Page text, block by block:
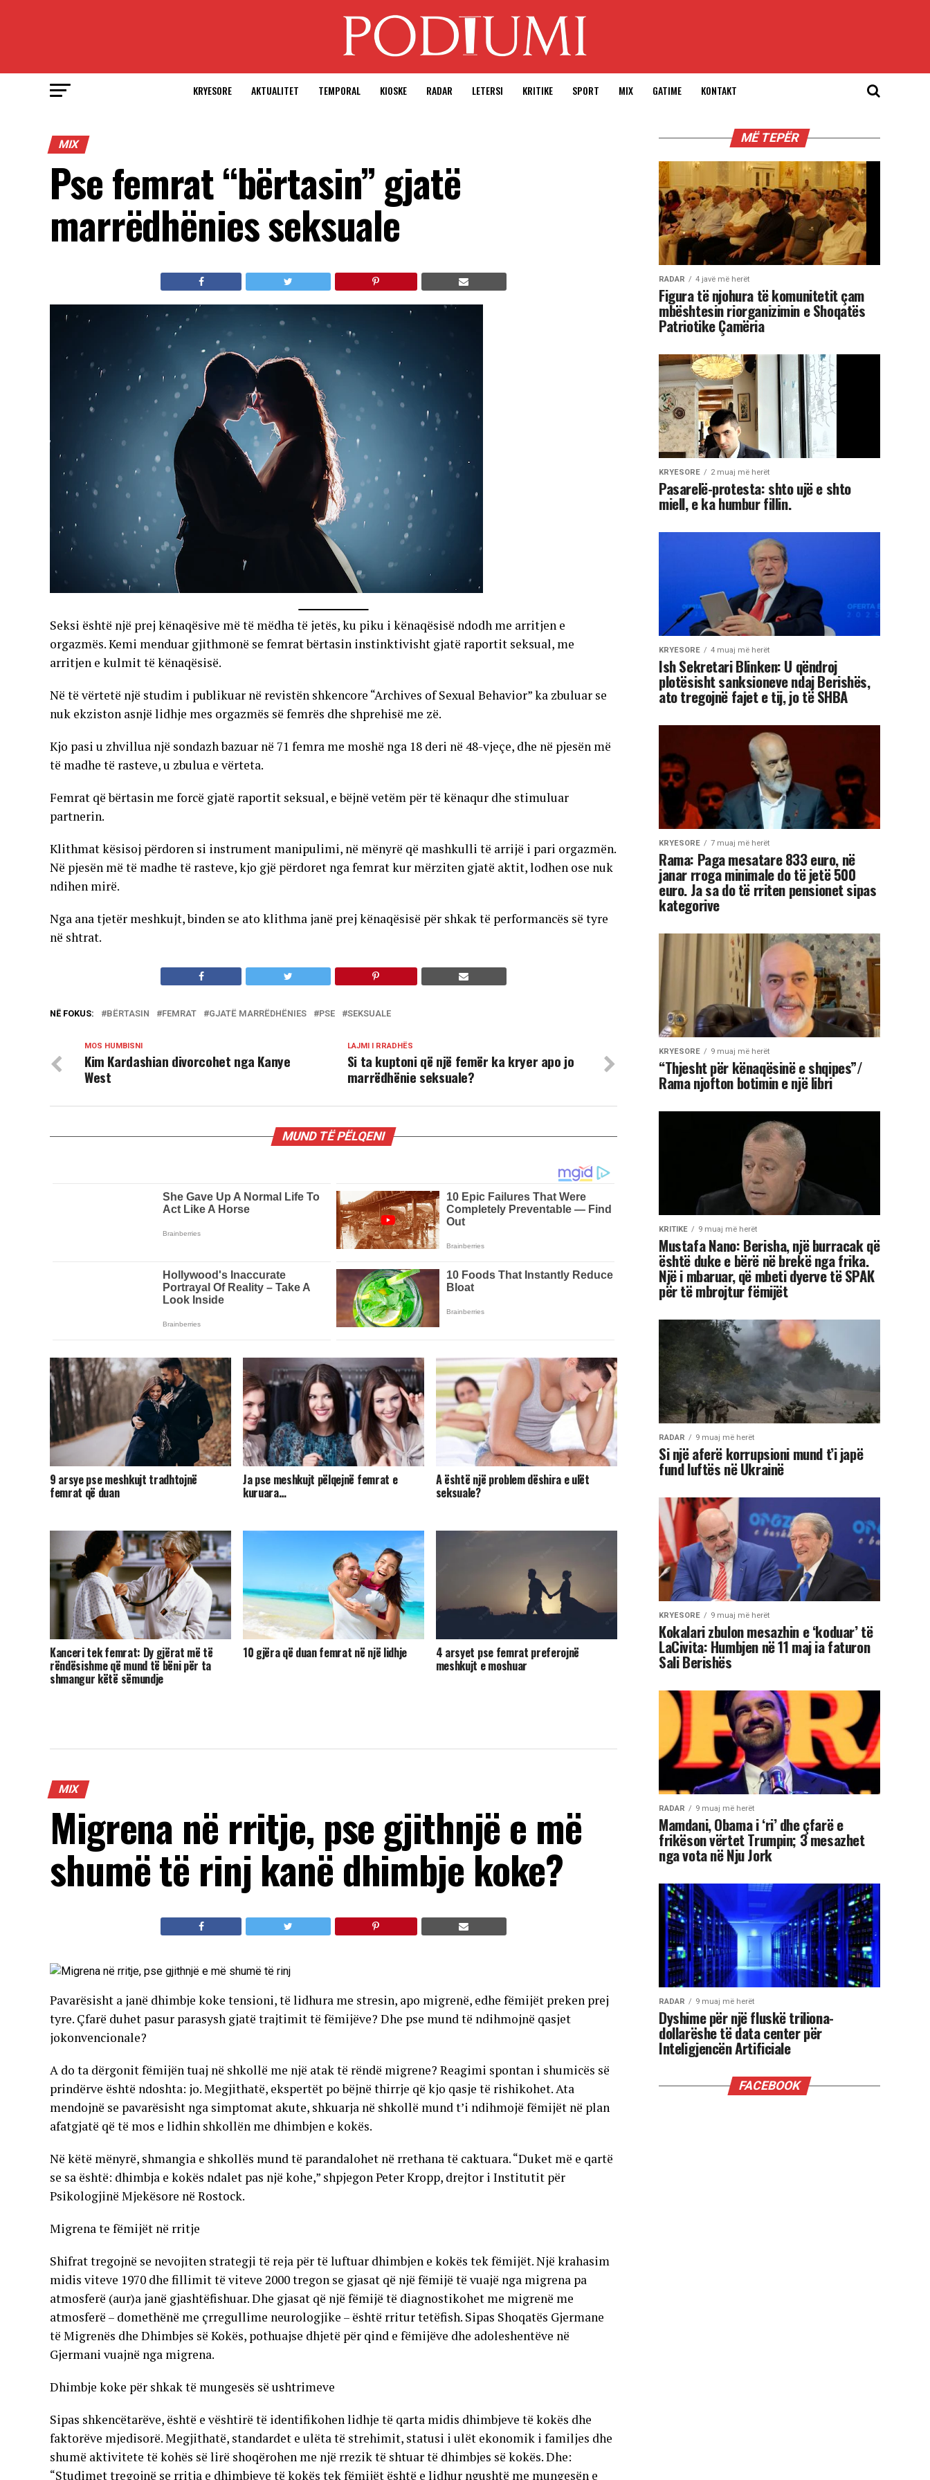
KRYESORE AKTUALITET TEMPORAL KIOSKE RADAR LETERSI KRITIKE SPORT MIX GATIME KONTAKT
MIX
Pse femrat “bërtasin” gjatë
marrëdhënies seksuale
Seksi është një prej kënaqësive më të mëdha të jetës, ku piku i kënaqësisë ndodh me arritjen e
orgazmës. Kemi menduar gjithmonë se femrat bërtasin instinktivisht gjatë raportit seksual, me
arritjen e kulmit të kënaqësisë.
Në të vërtetë një studim i publikuar në revistën shkencore “Archives of Sexual Behavior” ka zbuluar se
nuk ekziston asnjë lidhje mes orgazmës së femrës dhe shprehisë me zë.
Kjo pasi u zhvillua një sondazh bazuar në 71 femra me moshë nga 18 deri në 48-vjeçe, dhe në pjesën më
të madhe të rasteve, u zbulua e vërteta.
Femrat që bërtasin me forcë gjatë raportit seksual, e bëjnë vetëm për të kënaqur dhe stimuluar
partnerin.
Klithmat kësisoj përdoren si instrument manipulimi, në mënyrë që mashkulli të arrijë i pari orgazmën.
Në pjesën më të madhe të rasteve, kjo gjë përdoret nga femrat kur mërziten gjatë aktit, lodhen ose nuk
ndihen mirë.
Nga ana tjetër meshkujt, binden se ato klithma janë prej kënaqësisë për shkak të performancës së tyre
në shtrat.
NË FOKUS: BËRTASIN FEMRAT GJATË MARRËDHËNIES PSE SEKSUALE
LAJMI I RRADHËS
Si ta kuptoni që një femër ka kryer apo jo
marrëdhënie seksuale?
MOS HUMBISNI
Kim Kardashian divorcohet nga Kanye
West
MUND TË PËLQENI
9 arsye pse meshkujt tradhtojnë
femrat që duan
Ja pse meshkujt pëlqejnë femrat e
kuruara…
A është një problem dëshira e ulët
seksuale?
Kanceri tek femrat: Dy gjërat më të
rëndësishme që mund të bëni për ta
shmangur këtë sëmundje
10 gjëra që duan femrat në një lidhje 4 arsyet pse femrat preferojnë
meshkujt e moshuar
MIX
Migrena në rritje, pse gjithnjë e më
shumë të rinj kanë dhimbje koke?
Pavarësisht a janë dhimbje koke tensioni, të lidhura me stresin, apo migrenë, edhe fëmijët preken prej
tyre. Çfarë duhet pasur parasysh gjatë trajtimit të fëmijëve? Dhe pse mund të ndihmojnë qasjet
jokonvencionale?
A do ta dërgonit fëmijën tuaj në shkollë me një atak të rëndë migrene? Reagimi spontan i shumicës së
prindërve është ndoshta: jo. Megjithatë, ekspertët po bëjnë thirrje që kjo qasje të rishikohet. Ata
mendojnë se pavarësisht nga simptomat akute, shkuarja në shkollë mund t’i ndihmojë fëmijët në plan
afatgjatë që të mos e lidhin shkollën me dhimbjen e kokës.
Në këtë mënyrë, shmangia e shkollës mund të parandalohet në rrethana të caktuara. “Duket më e qartë
se sa është: dhimbja e kokës ndalet pas një kohe,” shpjegon Peter Kropp, drejtor i Institutit për
Psikologjinë Mjekësore në Rostock.
Migrena te fëmijët në rritje
Shifrat tregojnë se nevojiten strategji të reja për të luftuar dhimbjen e kokës tek fëmijët. Një krahasim
midis viteve 1970 dhe fillimit të viteve 2000 tregon se gjasat që një fëmijë të vuajë nga migrena pa
atmosferë (aur)a janë gjashtëfishuar. Dhe gjasat që një fëmijë të diagnostikohet me migrenë me
atmosferë – domethënë me çrregullime neurologjike – është rritur tetëfish. Sipas Shoqatës Gjermane
të Migrenës dhe Dhimbjes së Kokës, pothuajse dhjetë për qind e fëmijëve dhe adoleshentëve në
Gjermani vuajnë nga migrena.
Dhimbje koke për shkak të mungesës së ushtrimeve
Sipas shkencëtarëve, është e vështirë të identifikohen lidhje të qarta midis dhimbjeve të kokës dhe
faktorëve mjedisorë. Megjithatë, standardet e ulëta të strehimit, statusi i ulët ekonomik i familjes dhe
shumë aktivitete të kohës së lirë shoqërohen me një rrezik të shtuar të dhimbjes së kokës. Dhe:
“Studimet tregojnë se rritja e dhimbjeve të kokës tek fëmijët është e lidhur ngushtë me mungesën e
MË TEPËR
RADAR 4 javë më herët
Figura të njohura të komunitetit çam
mbështesin riorganizimin e Shoqatës
Patriotike Çamëria
KRYESORE 2 muaj më herët
Pasarelë-protesta: shto ujë e shto
miell, e ka humbur fillin.
KRYESORE 4 muaj më herët
Ish Sekretari Blinken: U qëndroj
plotësisht sanksioneve ndaj Berishës,
ato tregojnë fajet e tij, jo të SHBA
KRYESORE 7 muaj më herët
Rama: Paga mesatare 833 euro, në
janar rroga minimale do të jetë 500
euro. Ja sa do të rriten pensionet sipas
kategorive
KRYESORE 9 muaj më herët
“Thjesht për kënaqësinë e shqipes”/
Rama njofton botimin e një libri
KRITIKE 9 muaj më herët
Mustafa Nano: Berisha, një burracak që
është duke e bërë në brekë nga frika.
Një i mbaruar, që mbeti dyerve të SPAK
për të mbrojtur fëmijët
RADAR 9 muaj më herët
Si një aferë korrupsioni mund t’i japë
fund luftës në Ukrainë
KRYESORE 9 muaj më herët
Kokalari zbulon mesazhin e ‘koduar’ të
LaCivita: Humbjen në 11 maj ia faturon
Sali Berishës
RADAR 9 muaj më herët
Mamdani, Obama i ‘ri’ dhe çfarë e
frikëson vërtet Trumpin; 3 mesazhet
nga vota në Nju Jork
RADAR 9 muaj më herët
Dyshime për një fluskë triliona-
dollarëshe të data center për
Inteligjencën Artificiale
FACEBOOK